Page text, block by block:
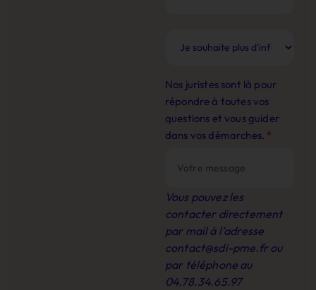
Nos juristes sont là pour
répondre à toutes vos
questions et vous guider
dans vos démarches. *
Vous pouvez les
contacter directement
par mail à l’adresse
contact@sdi-pme.frou
par téléphone au
04.78.34.65.97